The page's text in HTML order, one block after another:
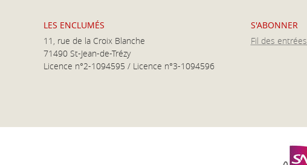
LES ENCLUMÉS
11, rue de la Croix Blanche
71490 St-Jean-de-Trézy
Licence n°2-1094595 / Licence n°3-1094596
S'ABONNER
Fil des entrées